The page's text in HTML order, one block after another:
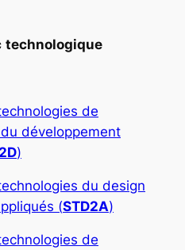
technologique
de
développement
)
du design
(STD2A)
de